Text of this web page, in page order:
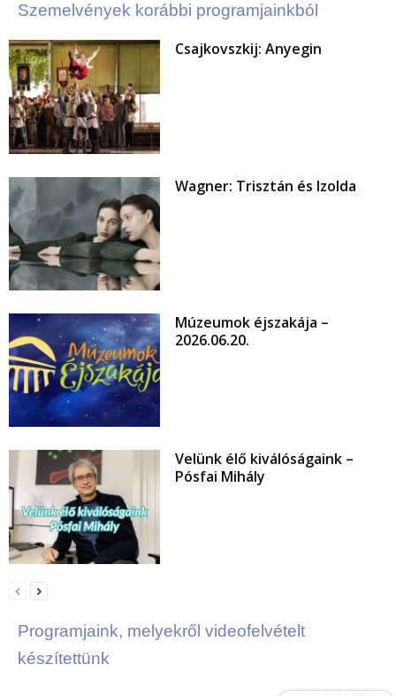
Szemelvények korábbi programjainkból
Csajkovszkij: Anyegin
Wagner: Trisztán és Izolda
Múzeumok éjszakája –
2026.06.20.
Velünk élő kiválóságaink –
Pósfai Mihály
Programjaink, melyekről videofelvételt
készítettünk